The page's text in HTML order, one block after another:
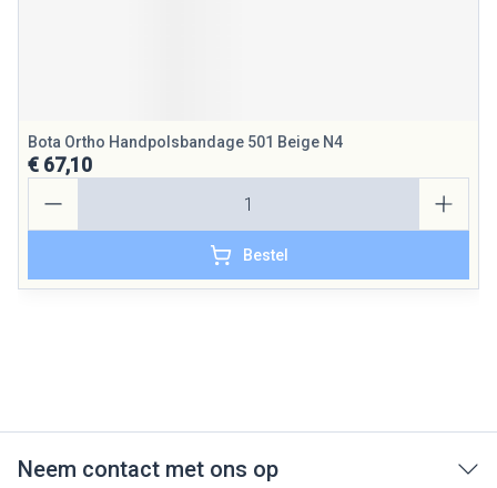
Bota Ortho Handpolsbandage 501 Beige N4
€ 67,10
Bestel
Neem contact met ons op